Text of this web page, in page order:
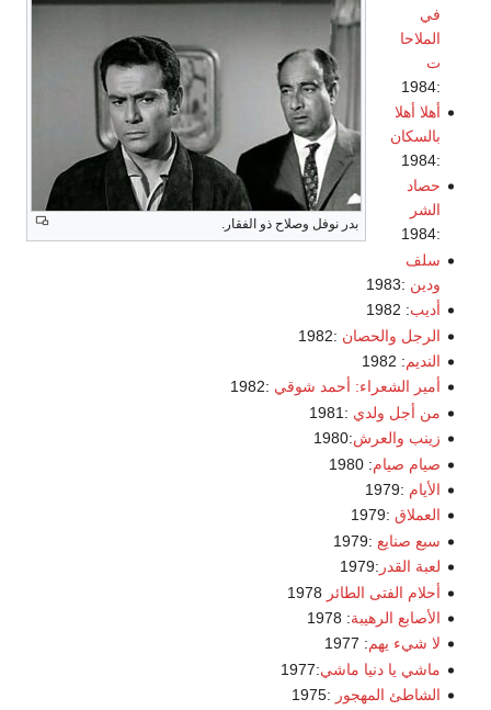
بدر نوفل وصلاح ذو الفقار.
الملاحا
أهلا أهلا
بالسكان
حصاد
الشر
سلف
ودين:1983
أديب: 1982
الرجل والحصان:1982
النديم: 1982
أمير الشعراء: أحمد شوقي:1982
من أجل ولدي:1981
زينب والعرش:1980
صيام صيام: 1980
الأيام:1979
العملاق:1979
سبع صنايع:1979
لعبة القدر:1979
أحلام الفتى الطائر1978
الأصابع الرهيبة : 1978
لا شيء يهم: 1977
ماشي يا دنيا ماشي:1977
الشاطئ المهجور:1975